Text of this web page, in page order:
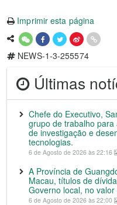
Imprimir esta página
NEWS-1-3-255574
Últimas
Chefe do Executivo,
grupo de trabalho
de investigação e
tecnologias.
6 de Agosto de 2026 às 22:16
A Província de
Macau, títulos de
Governo local, no
6 de Agosto de 2026 às 22:00